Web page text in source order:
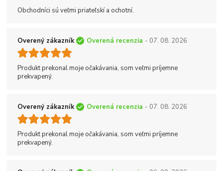
Obchodníci sú veľmi priateľskí a ochotní.
Overený zákazník Overená recenzia - 07. 08. 2026
Produkt prekonal moje očakávania, som veľmi príjemne
prekvapený.
Overený zákazník Overená recenzia - 07. 08. 2026
Produkt prekonal moje očakávania, som veľmi príjemne
prekvapený.